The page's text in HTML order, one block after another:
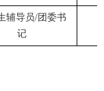
辅导员/团委书
记